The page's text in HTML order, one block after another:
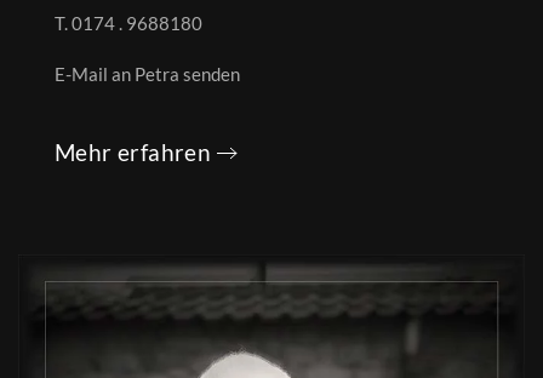
T. 0174 . 9688180
E-Mail an Petra senden
Mehr erfahren